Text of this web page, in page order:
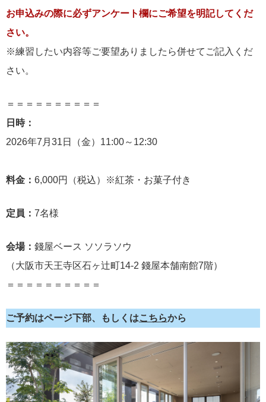
お申込みの際に必ずアンケート欄にご希望を明記してくだ
さい。
※練習したい内容等ご要望ありましたら併せてご記入くだ
さい。
＝＝＝＝＝＝＝＝＝＝
日時：
2026年7月31日（金）11:00～12:30
料金： 6,000円（税込）※紅茶・お菓子付き
定員： 7名様
会場： 錢屋ベース ソソラソウ
（大阪市天王寺区石ヶ辻町14-2 錢屋本舗南館7階）
＝＝＝＝＝＝＝＝＝＝
ご予約はページ下部、もしくはこちらから